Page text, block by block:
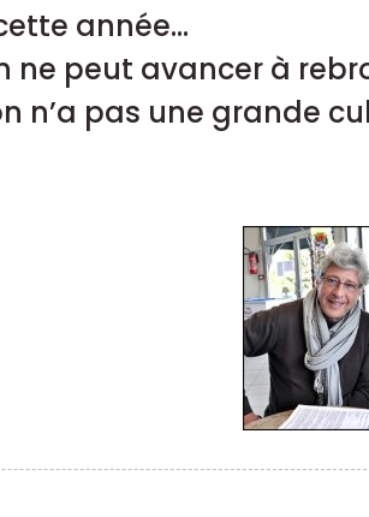
année...
ne peut avancer à
n’a pas une grande